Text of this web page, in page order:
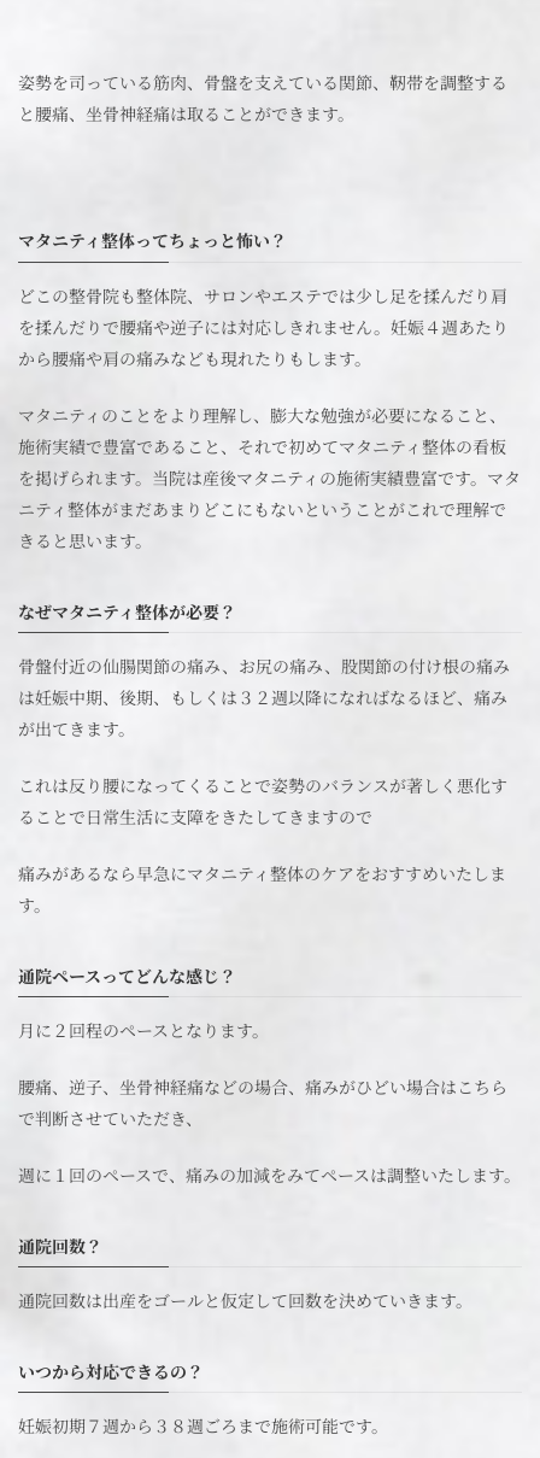
姿勢を司っている筋肉、骨盤を支えている関節、靭帯を調整する
と腰痛、坐骨神経痛は取ることができます。
マタニティ整体ってちょっと怖い？
どこの整骨院も整体院、サロンやエステでは少し足を揉んだり肩
を揉んだりで腰痛や逆子には対応しきれません。妊娠４週あたり
から腰痛や肩の痛みなども現れたりもします。
マタニティのことをより理解し、膨大な勉強が必要になること、
施術実績で豊富であること、それで初めてマタニティ整体の看板
を掲げられます。当院は産後マタニティの施術実績豊富です。マタ
ニティ整体がまだあまりどこにもないということがこれで理解で
きると思います。
なぜマタニティ整体が必要？
骨盤付近の仙腸関節の痛み、お尻の痛み、股関節の付け根の痛み
は妊娠中期、後期、もしくは３２週以降になればなるほど、痛み
が出てきます。
これは反り腰になってくることで姿勢のバランスが著しく悪化す
ることで日常生活に支障をきたしてきますので
痛みがあるなら早急にマタニティ整体のケアをおすすめいたしま
す。
通院ペースってどんな感じ？
月に２回程のペースとなります。
腰痛、逆子、坐骨神経痛などの場合、痛みがひどい場合はこちら
で判断させていただき、
週に１回のペースで、痛みの加減をみてペースは調整いたします。
通院回数？
通院回数は出産をゴールと仮定して回数を決めていきます。
いつから対応できるの？
妊娠初期７週から３８週ごろまで施術可能です。